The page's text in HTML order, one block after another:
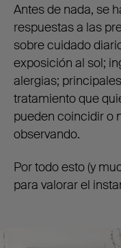
Antes de nada, se
respuestas a las
sobre cuidado
exposición al sol;
alergias;
tratamiento que
pueden coincidir o
observando.
Por todo esto (y
para valorar el